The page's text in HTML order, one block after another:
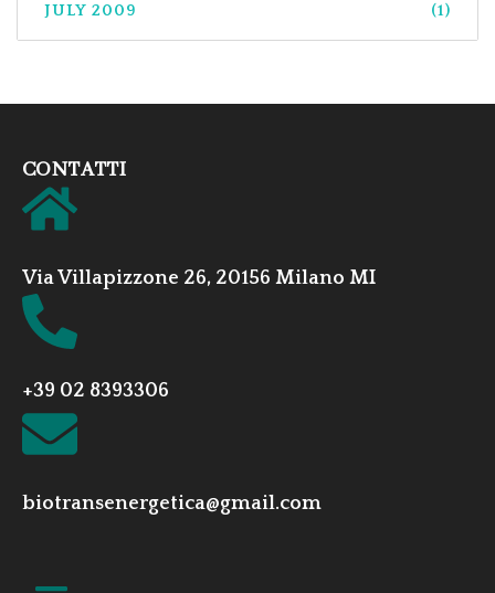
JULY 2009 (1)
CONTATTI
Via Villapizzone 26, 20156 Milano MI
+39 02 8393306
biotransenergetica@gmail.com